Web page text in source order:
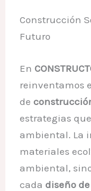
Construcción
Futuro
En
reinventamos
de
estrategias
ambiental. La
materiales
ambiental,
cadadiseño